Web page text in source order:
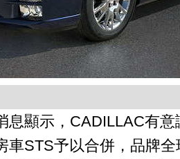
息顯示，CADILLAC有
車STS予以合併，品牌